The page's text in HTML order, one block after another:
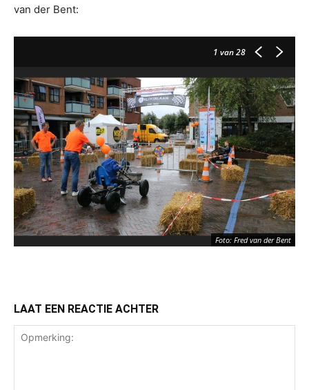
van der Bent:
1 van 28
Foto: Fred van der Bent
LAAT EEN REACTIE ACHTER